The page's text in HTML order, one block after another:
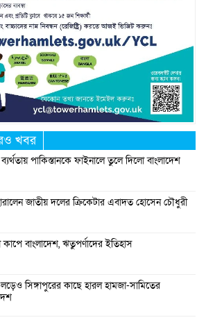
খবর
ব্যর্থতায় পাকিস্তানকে ফাইনালে তুলে দিলো বাংলাদেশ
জাতীয় দলের ক্রিকেটার এবাদত হোসেন চৌধুরী
কাপে বাংলাদেশ, ঋতুপর্ণাদের ইতিহাস
সিঙ্গাপুরের কাছে হারল হামজা-সামিতের